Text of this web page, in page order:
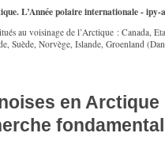
L’Année polaire internationale - ipy-
au voisinage de l’Arctique : Canada,
Suède, Norvège, Islande, Groenland
en Arctique